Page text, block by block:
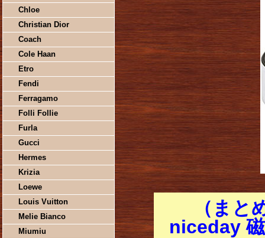
Chloe
Christian Dior
Coach
Cole Haan
Etro
Fendi
Ferragamo
Folli Follie
Furla
Gucci
Hermes
Krizia
Loewe
Louis Vuitton
Melie Bianco
Miumiu
（ま
niceday